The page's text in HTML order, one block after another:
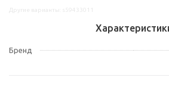
Бренд